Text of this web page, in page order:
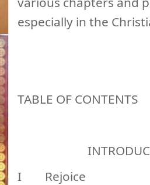
especially in the
TABLE OF CONTENTS
I Rejoice